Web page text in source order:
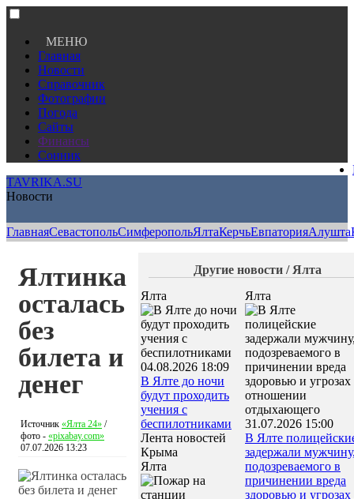
МЕНЮ
Главная
Новости
Справочник
Фотографии
Погода
Сайты
Финансы
Сонник
TAVRIKA.SU
Новости
ГлавнаяСевастопольСимферопольЯлтаКерчьЕвпаторияАлушта
Ялтинка
осталась
без
билета и
денег
Источник «Ялта 24» /
фото - «pixabay.com»
07.07.2026 13:23
Другие новости / Ялта
Ялта
04.08.2026 18:09
В Ялте до ночи
будут проходить
учения с
беспилотниками
Лента новостей
Крыма
Ялта
Ялта
31.07.2026 15:00
В Ялте
задержали
подозреваемого в
причинении вреда
здоровью и угрозах